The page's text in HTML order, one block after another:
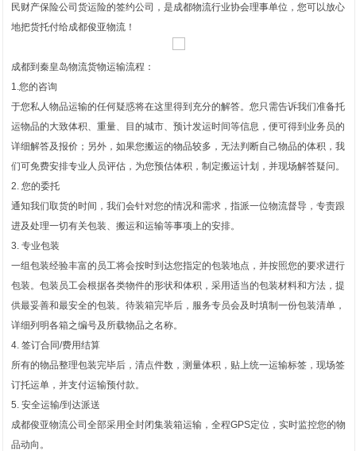
民财产保险公司货运险的签约公司，是成都物流行业协会理事单位，您可以放心
地把货托付给成都俊亚物流！
成都到秦皇岛物流货物运输流程：
1.您的咨询
于您私人物品运输的任何疑惑将在这里得到充分的解答。您只需告诉我们准备托
运物品的大致体积、重量、目的城市、预计发运时间等信息，便可得到业务员的
详细解答及报价；另外，如果您搬运的物品较多，无法判断自己物品的体积，我
们可免费安排专业人员评估，为您预估体积，制定搬运计划，并现场解答疑问。
2. 您的委托
通知我们取货的时间，我们会针对您的情况和需求，指派一位物流督导，专责跟
进及处理一切有关包装、搬运和运输等事项上的安排。
3. 专业包装
一组包装经验丰富的员工将会按时到达您指定的包装地点，并按照您的要求进行
包装。包装员工会根据各类物件的形状和体积，采用适当的包装材料和方法，提
供最妥善和最安全的包装。待装箱完毕后，服务专员会及时填制一份包装清单，
详细列明各箱之编号及所载物品之名称。
4. 签订合同/费用结算
所有的物品整理包装完毕后，清点件数，测量体积，贴上统一运输标签，现场签
订托运单，并支付运输预付款。
5. 安全运输/到达派送
成都俊亚物流公司全部采用全封闭集装箱运输，全程GPS定位，实时监控您的物
品动向。